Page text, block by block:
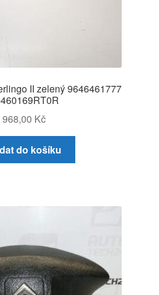
II zelený 9646461777
968,00 Kč
do košíku